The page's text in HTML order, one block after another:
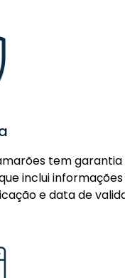
tem
inclui
e data de